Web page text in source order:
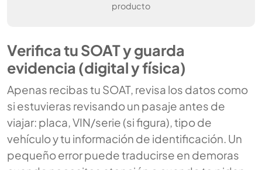
producto
Verifica tu SOAT y guarda
evidencia (digital y física)
Apenas recibas tu SOAT, revisa los datos como
si estuvieras revisando un pasaje antes de
viajar: placa, VIN/serie (si figura), tipo de
vehículo y tu información de identificación. Un
pequeño error puede traducirse en demoras